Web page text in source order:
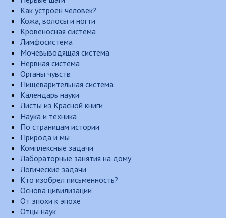
Как устроен человек?
Кожа, волосы и ногти
Кровеносная система
Лимфосистема
Мочевыводящая система
Нервная система
Органы чувств
Пищеварительная система
Календарь науки
Листы из Красной книги
Наука и техника
По страницам истории
Природа и мы
Комплексные задачи
Лабораторные занятия на дому
Логические задачи
Кто изобрел письменность?
Основа цивилизации
От эпохи к эпохе
Отцы наук